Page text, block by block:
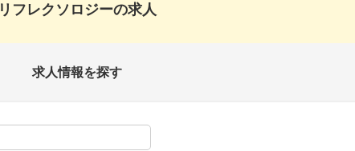
リフレクソロジーの求人
求人情報を探す